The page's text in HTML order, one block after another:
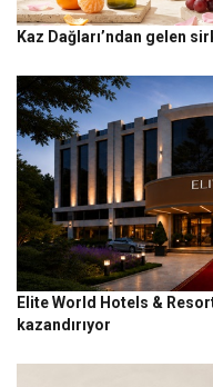
Kaz Dağları’ndan gelen
Elite World Hotels &
kazandırıyor